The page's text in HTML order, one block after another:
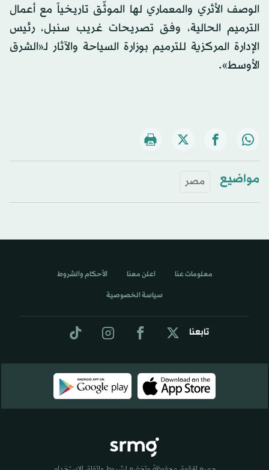
الوصف الأثري والمعماري لها الموثّق تاريخياً مع أعمال
الترميم الحالية، وفق تصريحات غريب سنبل، رئيس
الإدارة المركزية للترميم بوزارة السياحة والآثار لـ«الشرق
الأوسط».
مواضيع مصر
تابعنا
معلومات عنا اعلن معنا الأحكام والشروط
سياسة الخصوصية